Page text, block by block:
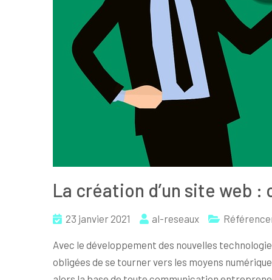
La création d’un site web
23 janvier 2021 al-reseaux
Avec le développement des nouvelles
obligées de se tourner vers les moyens